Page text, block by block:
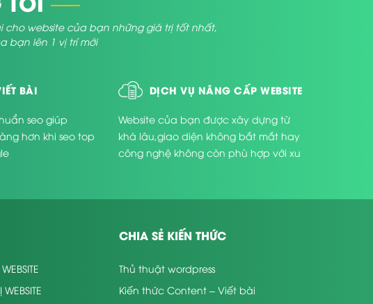
website của bạn những giá trị tốt nhất,
bạn lên 1 vị trí mới
BÀI
seo giúp
hơn khi seo top
DỊCH VỤ NÂNG CẤP WEBSITE
Website của bạn được xây dựng từ
khá lâu,giao diện không bắt mắt hay
công nghệ không còn phù hợp với xu
CHIA SẺ KIẾN THỨC
Thủ thuật wordpress
Kiến thức Content – Viết bài